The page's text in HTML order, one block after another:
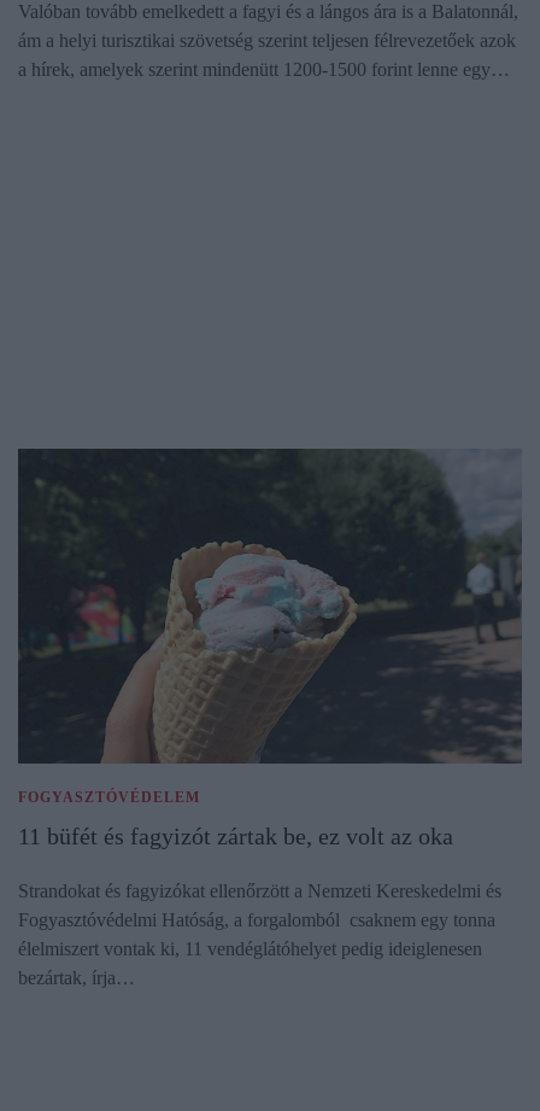
Valóban tovább emelkedett a fagyi és a lángos ára is a Balatonnál,
ám a helyi turisztikai szövetség szerint teljesen félrevezetőek azok
a hírek, amelyek szerint mindenütt 1200-1500 forint lenne egy…
FOGYASZTÓVÉDELEM
11 büfét és fagyizót zártak be, ez volt az oka
Strandokat és fagyizókat ellenőrzött a Nemzeti Kereskedelmi és
Fogyasztóvédelmi Hatóság, a forgalomból csaknem egy tonna
élelmiszert vontak ki, 11 vendéglátóhelyet pedig ideiglenesen
bezártak, írja…